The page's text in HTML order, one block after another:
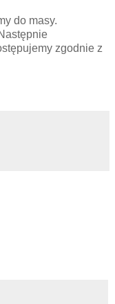
do masy.
zgodnie z